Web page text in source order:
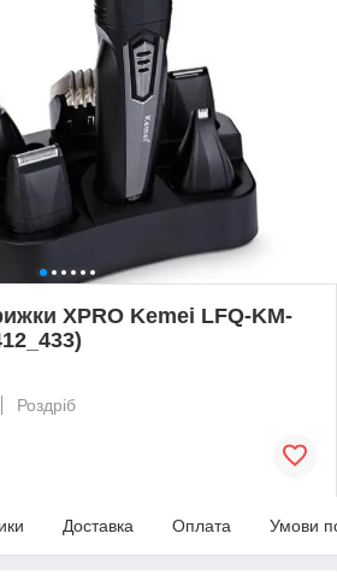
XPRO Kemei LFQ-KM-
Роздріб
Доставка Оплата Умови